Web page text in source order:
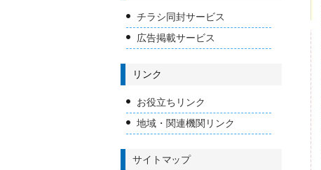
チラシ同封サービス
広告掲載サービス
リンク
お役立ちリンク
地域・関連機関リンク
サイトマップ